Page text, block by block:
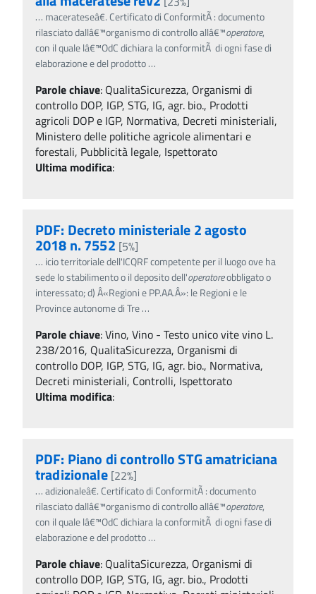
… macerateseâ€. Certificato di ConformitÃ : documento
rilasciato dallâ€™organismo di controllo allâ€™operatore,
con il quale lâ€™OdC dichiara la conformitÃ di ogni fase di
elaborazione e del prodotto…
Parole chiave: QualitaSicurezza, Organismi di
controllo DOP, IGP, STG, IG, agr. bio., Prodotti
agricoli DOP e IGP, Normativa, Decreti ministeriali,
Ministero delle politiche agricole alimentari e
forestali, Pubblicità legale, Ispettorato
Ultima modifica:
PDF: Decreto ministeriale 2 agosto
2018 n. 7552 [5%]
… icio territoriale dell'ICQRF competente per il luogo ove ha
sede lo stabilimento o il deposito dell'operatoreobbligato o
interessato; d) Â«Regioni e PP.AA.Â»: le Regioni e le
Province autonome di Tre…
Parole chiave:Vino, Vino - Testo unico vite vino L.
238/2016, QualitaSicurezza, Organismi di
controllo DOP, IGP, STG, IG, agr. bio., Normativa,
Decreti ministeriali, Controlli, Ispettorato
Ultima modifica:
PDF: Piano di controllo STG amatriciana
tradizionale [22%]
…adizionaleâ€. Certificato di ConformitÃ : documento
rilasciato dallâ€™organismo di controllo allâ€™operatore,
con il quale lâ€™OdC dichiara la conformitÃ di ogni fase di
elaborazione e del prodotto…
Parole chiave: QualitaSicurezza, Organismi di
controllo DOP, IGP, STG, IG, agr. bio., Prodotti